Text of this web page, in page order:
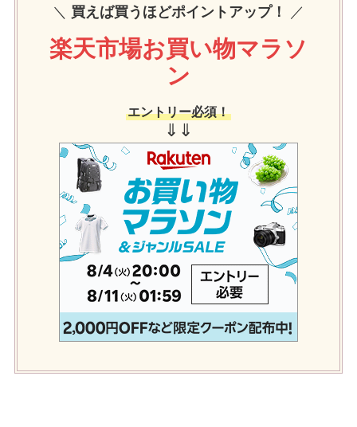
＼ 買えば買うほどポイントアップ！ ／
楽天市場お買い物マラソ
ン
エントリー必須！
⇓⇓